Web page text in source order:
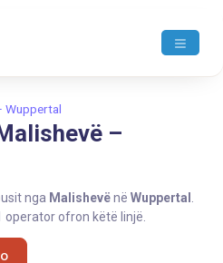
Wuppertal
–
nga Malishevënë Wuppertal
1 operator ofron këtë linjë.